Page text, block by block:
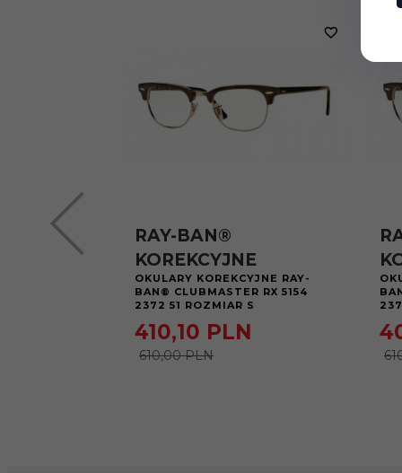
RAY-BAN®
KOREKCYJNE
OKULARY KOREKCYJNE RAY-
BAN® CLUBMASTER RX 5154
2372 51 ROZMIAR S
410,10 PLN
610,00 PLN